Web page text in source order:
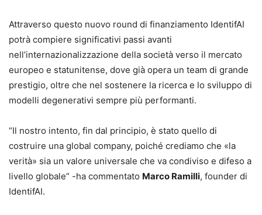
Attraverso questo nuovo round di finanziamento IdentifAI
potrà compiere significativi passi avanti
nell’internazionalizzazione della società verso il mercato
europeo e statunitense, dove già opera un team di grande
prestigio, oltre che nel sostenere la ricerca e lo sviluppo di
modelli degenerativi sempre più performanti.
“Il nostro intento, fin dal principio, è stato quello di
costruire una global company, poiché crediamo che «la
verità» sia un valore universale che va condiviso e difeso a
livello globale” -ha commentato Marco Ramilli, founder di
IdentifAI.